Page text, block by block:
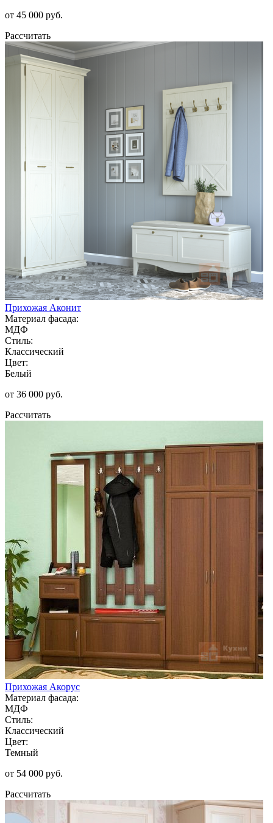
от 45 000 руб.
Рассчитать
Прихожая Аконит
Материал фасада:
МДФ
Стиль:
Классический
Цвет:
Белый
от 36 000 руб.
Рассчитать
Прихожая Акорус
Материал фасада:
МДФ
Стиль:
Классический
Цвет:
Темный
от 54 000 руб.
Рассчитать